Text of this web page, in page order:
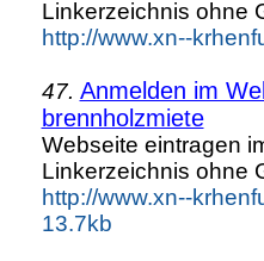
Linkerzeichnis ohne
http://www.xn--
47. Anmelden im
brennholzmiete
Webseite eintragen
Linkerzeichnis ohne
http://www.xn--
13.7kb